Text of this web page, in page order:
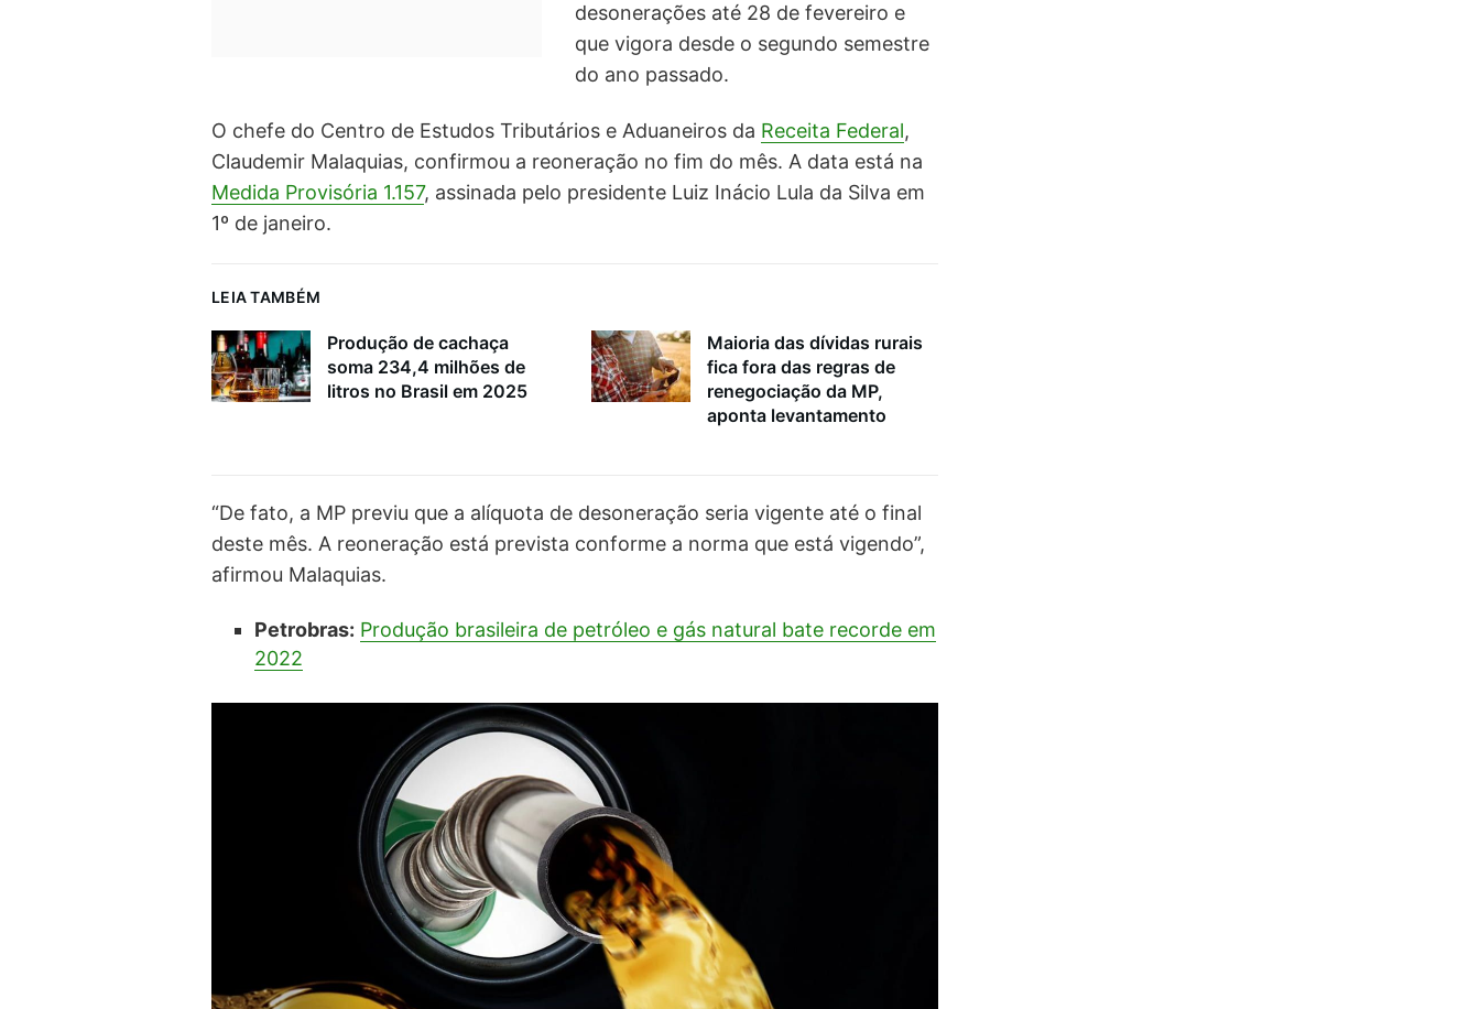
desonerações até 28 de fevereiro e
que vigora desde o segundo semestre
do ano passado.
O chefe do Centro de Estudos Tributários e Aduaneiros da Receita Federal,
Claudemir Malaquias, confirmou a reoneração no fim do mês. A data está na
Medida Provisória 1.157, assinada pelo presidente Luiz Inácio Lula da Silva em
1º de janeiro.
LEIA TAMBÉM
Produção de cachaça
soma 234,4 milhões de
litros no Brasil em 2025
Maioria das dívidas rurais
fica fora das regras de
renegociação da MP,
aponta levantamento
“De fato, a MP previu que a alíquota de desoneração seria vigente até o final
deste mês. A reoneração está prevista conforme a norma que está vigendo”,
afirmou Malaquias.
Petrobras: Produção brasileira de petróleo e gás natural bate recorde em
2022